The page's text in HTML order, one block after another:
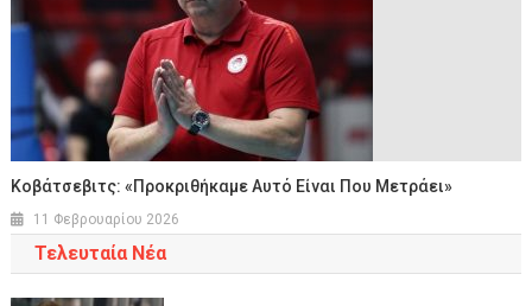
Κοβάτσεβιτς: «Προκριθήκαμε Αυτό Είναι Που Μετράει»
11 Φεβρουαρίου 2026
Τελευταία Νέα